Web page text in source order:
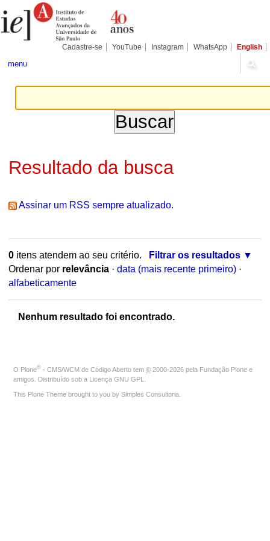
para
conteúdo.
Pessoais
Cadastre-se YouTube Instagram WhatsApp English
menu
Resultado da busca
Assinar um RSS sempre atualizado.
0itens atendem ao seu critério.
Filtrar os resultados
Ordenar por relevância · data (mais recente primeiro) ·
alfabeticamente
Nenhum resultado foi encontrado.
O Plone® - CMS/WCM de Código Aberto tem © 2000-2026 pela Fundação Plone e
amigos. Distribuído sob a Licença GNU GPL
This Plone Theme brought to you by Simples Consultoria